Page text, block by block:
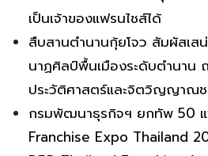
เป็นเจ้าของแฟรนไชส์ได้
สืบสานตำนานกุ้ยโจว สัมผัสเส
นาฏศิลป์พื้นเมืองระดับตำนาน
ประวัติศาสตร์และจิตวิญญาณช
กรมพัฒนาธุรกิจฯ ยกทัพ 50 แ
Franchise Expo Thailand